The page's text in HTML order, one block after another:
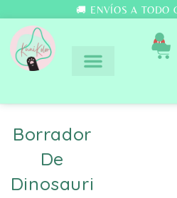
🚚 ENVÍOS A TODO
0
Borrador
De
Dinosauri